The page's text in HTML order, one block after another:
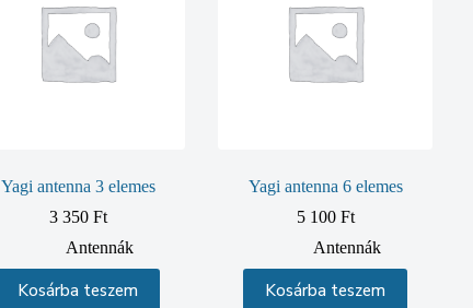
Yagi antenna 3 elemes
3 350 Ft
Antennák
Kosárba teszem
Yagi antenna 6 elemes
5 100 Ft
Antennák
Kosárba teszem